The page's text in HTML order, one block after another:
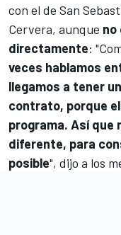
con el de San
Cervera, aunque no
directamente:
veces hablamos
llegamos a tener
contrato, porque
programa. Así que
diferente, para
posible", dijo a los